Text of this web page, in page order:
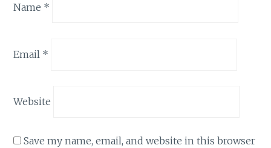
Name *
Email *
Website
Save my name, email, and website in this browser